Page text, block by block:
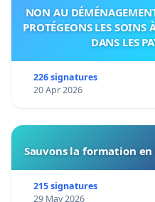
NON AU
PROTÉGEONS LES SOINS
DANS LES
226 signatures
20 Apr 2026
Sauvons la formation en
215 signatures
29 May 2026